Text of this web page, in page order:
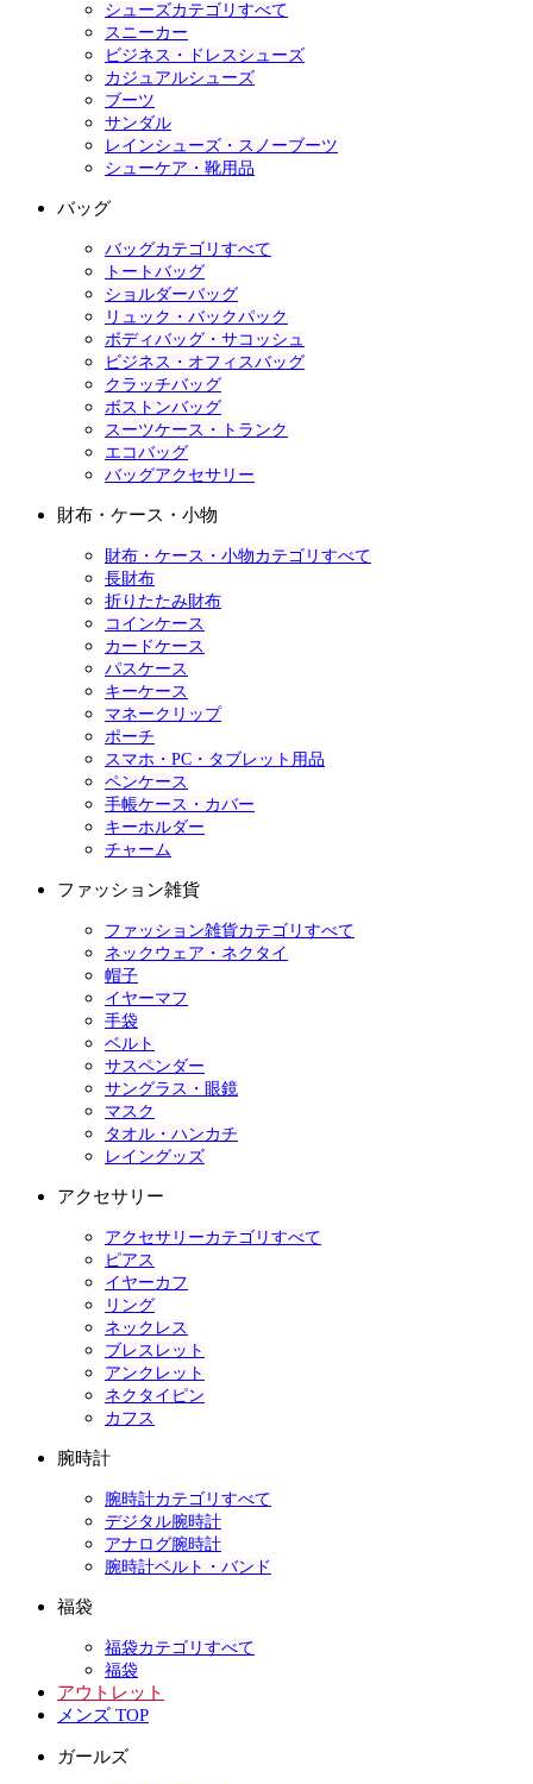
シューズカテゴリすべて
スニーカー
ビジネス・ドレスシューズ
カジュアルシューズ
ブーツ
サンダル
レインシューズ・スノーブーツ
シューケア・靴用品
バッグ
バッグカテゴリすべて
トートバッグ
ショルダーバッグ
リュック・バックパック
ボディバッグ・サコッシュ
ビジネス・オフィスバッグ
クラッチバッグ
ボストンバッグ
スーツケース・トランク
エコバッグ
バッグアクセサリー
財布・ケース・小物
財布・ケース・小物カテゴリすべて
長財布
折りたたみ財布
コインケース
カードケース
パスケース
キーケース
マネークリップ
ポーチ
スマホ・PC・タブレット用品
ペンケース
手帳ケース・カバー
キーホルダー
チャーム
ファッション雑貨
ファッション雑貨カテゴリすべて
ネックウェア・ネクタイ
帽子
イヤーマフ
手袋
ベルト
サスペンダー
サングラス・眼鏡
マスク
タオル・ハンカチ
レイングッズ
アクセサリー
アクセサリーカテゴリすべて
ピアス
イヤーカフ
リング
ネックレス
ブレスレット
アンクレット
ネクタイピン
カフス
腕時計
腕時計カテゴリすべて
デジタル腕時計
アナログ腕時計
腕時計ベルト・バンド
福袋
福袋カテゴリすべて
福袋
アウトレット
メンズ TOP
ガールズ